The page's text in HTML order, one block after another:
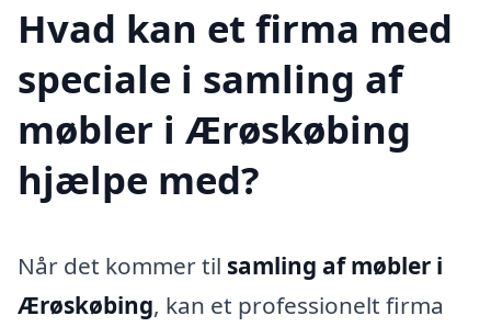
Hvad kan et firma med
speciale i samling af
møbler i Ærøskøbing
hjælpe med?
Når det kommer til samling af møbler i
Ærøskøbing, kan et professionelt firma